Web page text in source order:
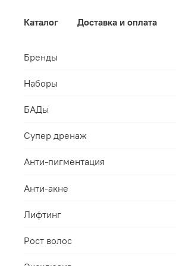
Каталог Доставка и оплата
Бренды
Наборы
БАДы
Супер дренаж
Анти-пигментация
Анти-акне
Лифтинг
Рост волос